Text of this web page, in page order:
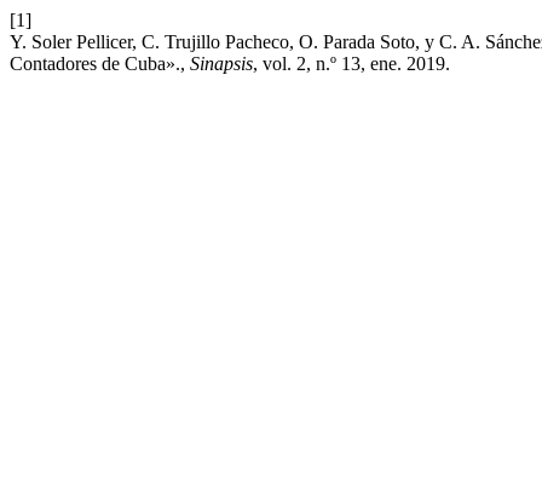
[1]
Y. Soler Pellicer, C. Trujillo Pacheco, O. Parada Soto, y C. A.
Contadores de Cuba»., Sinapsis, vol. 2, n.º 13, ene. 2019.